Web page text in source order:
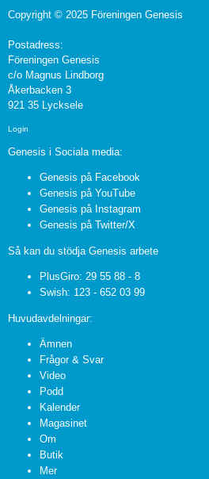
Copyright © 2025 Föreningen Genesis
Postadress:
Föreningen Genesis
c/o Magnus Lindborg
Åkerbacken 3
921 35 Lycksele
Login
Genesis i Sociala media:
Genesis på Facebook
Genesis på YouTube
Genesis på Instagram
Genesis på Twitter/X
Så kan du stödja Genesis arbete
PlusGiro: 29 55 88 - 8
Swish: 123 - 652 03 99
Huvudavdelningar:
Ämnen
Frågor & Svar
Video
Podd
Kalender
Magasinet
Om
Butik
Mer